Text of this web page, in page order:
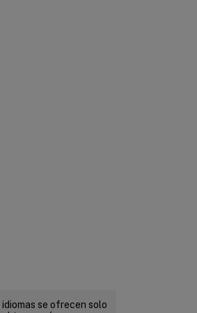
se ofrecen solo